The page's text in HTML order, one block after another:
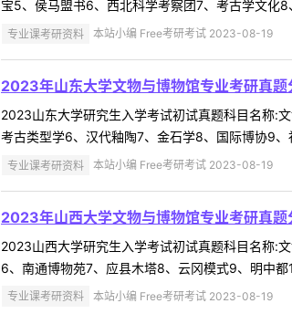
宝5、侯马盟书6、西北科学考察团7、考古学文化
专业课考研资料 本站小编 Free考研考试 2023-08-19
2023年山东大学文物与博物馆专业考研真题
2023山东大学研究生入学考试初试真题科目名称:
考古类型学6、汉代釉陶7、金石学8、国际博协9
专业课考研资料 本站小编 Free考研考试 2023-08-19
2023年山西大学文物与博物馆专业考研真题
2023山西大学研究生入学考试初试真题科目名称:
6、南通博物苑7、应县木塔8、云冈模式9、明中
专业课考研资料 本站小编 Free考研考试 2023-08-19